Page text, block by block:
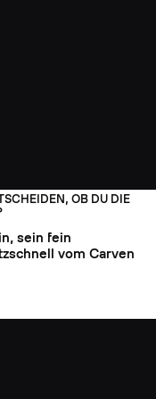
OB DU DIE
sein fein
vom Carven